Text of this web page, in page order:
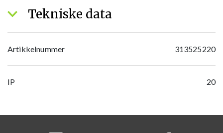
Tekniske data
Artikkelnummer 313525220
IP 20